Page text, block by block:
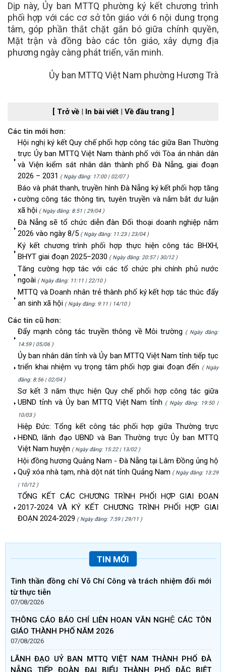
Dịp này, Ủy ban MTTQ phường ký kết chương trình
phối hợp với các cơ sở tôn giáo với 6 nội dung trọng
tâm, góp phần thắt chặt gắn bó giữa chính quyền,
Mặt trận và đồng bào các tôn giáo, xây dựng địa
phương ngày càng phát triển, văn minh.
Ủy ban MTTQ Việt Nam phường Hương Trà
[ Trở về | In bài viết | Về đầu trang ]
Các tin mới hơn:
Hội nghị ký kết Quy chế phối hợp công tác giữa Ban Thường
trực Ủy ban MTTQ Việt Nam thành phố với Tòa án nhân dân
và Viện kiểm sát nhân dân thành phố Đà Nẵng, giai đoạn
2026 – 2031 ( Ngày đăng: 17:00 | 02/07 )
Báo và phát thanh, truyền hình Đà Nẵng ký kết phối hợp tăng
cường công tác thông tin, tuyên truyền và nắm bắt dư luận
xã hội ( Ngày đăng: 8:51 | 29/04 )
Đà Nẵng sẽ tổ chức diễn đàn Đối thoại doanh nghiệp năm
2026 vào ngày 8/5 ( Ngày đăng: 11:23 | 23/04 )
Ký kết chương trình phối hợp thực hiện công tác BHXH,
BHYT giai đoạn 2025–2030 ( Ngày đăng: 20:57 | 30/12 )
Tăng cường hợp tác với các tổ chức phi chính phủ nước
ngoài ( Ngày đăng: 11:11 | 22/10 )
MTTQ và Doanh nhân trẻ thành phố ký kết hợp tác thúc đẩy
an sinh xã hội ( Ngày đăng: 9:11 | 14/10 )
Các tin cũ hơn:
Đẩy mạnh công tác truyền thông về Môi trường ( Ngày đăng:
14:59 | 05/06 )
Ủy ban nhân dân tỉnh và Ủy ban MTTQ Việt Nam tỉnh tiếp tục
triển khai nhiệm vụ trọng tâm phối hợp giai đoạn đến ( Ngày
đăng: 8:56 | 02/04 )
Sơ kết 3 năm thực hiện Quy chế phối hợp công tác giữa
UBND tỉnh và Ủy ban MTTQ Việt Nam tỉnh ( Ngày đăng: 19:50 |
10/03 )
Hiệp Đức: Tổng kết công tác phối hợp giữa Thường trực
HĐND, lãnh đạo UBND và Ban Thường trực Ủy ban MTTQ
Việt Nam huyện ( Ngày đăng: 15:22 | 13/02 )
Hội đồng hương Quảng Nam - Đà Nẵng tại Lâm Đồng ủng hộ
Quỹ xóa nhà tạm, nhà dột nát tỉnh Quảng Nam ( Ngày đăng: 13:29
| 10/12 )
TỔNG KẾT CÁC CHƯƠNG TRÌNH PHỐI HỢP GIAI ĐOẠN
2017-2024 VÀ KÝ KẾT CHƯƠNG TRÌNH PHỐI HỢP GIAI
ĐOẠN 2024-2029 ( Ngày đăng: 7:59 | 29/11 )
TIN MỚI
Tinh thần đồng chí Võ Chí Công và trách nhiệm đổi mới
từ thực tiễn
07/08/2026
THÔNG CÁO BÁO CHÍ LIÊN HOAN VĂN NGHỆ CÁC TÔN
GIÁO THÀNH PHỐ NĂM 2026
07/08/2026
LÃNH ĐẠO UỶ BAN MTTQ VIỆT NAM THÀNH PHỐ ĐÀ
NẴNG TIẾP ĐOÀN ĐẠI BIỂU THÀNH PHỐ ĐẶC BIỆT